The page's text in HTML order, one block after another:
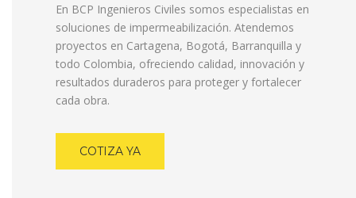
En BCP Ingenieros Civiles somos especialistas en
soluciones de impermeabilización. Atendemos
proyectos en Cartagena, Bogotá, Barranquilla y
todo Colombia, ofreciendo calidad, innovación y
resultados duraderos para proteger y fortalecer
cada obra.
COTIZA YA